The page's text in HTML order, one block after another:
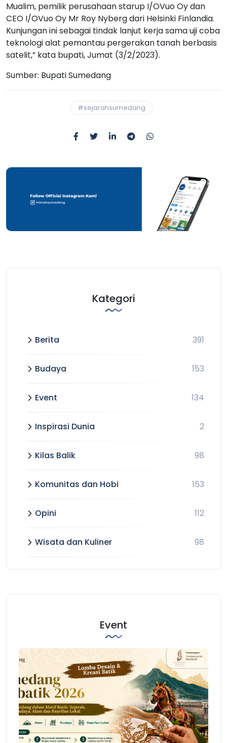
Mualim, pemilik perusahaan starup I/OVuo Oy dan
CEO I/OVuo Oy Mr Roy Nyberg dari Helsinki Finlandia.
Kunjungan ini sebagai tindak lanjut kerja sama uji coba
teknologi alat pemantau pergerakan tanah berbasis
satelit,” kata bupati, Jumat (3/2/2023).
Sumber: Bupati Sumedang
#sejarahsumedang
Kategori
Berita 391
Budaya 153
Event 134
Inspirasi Dunia 2
Kilas Balik 98
Komunitas dan Hobi 153
Opini 112
Wisata dan Kuliner 98
Event